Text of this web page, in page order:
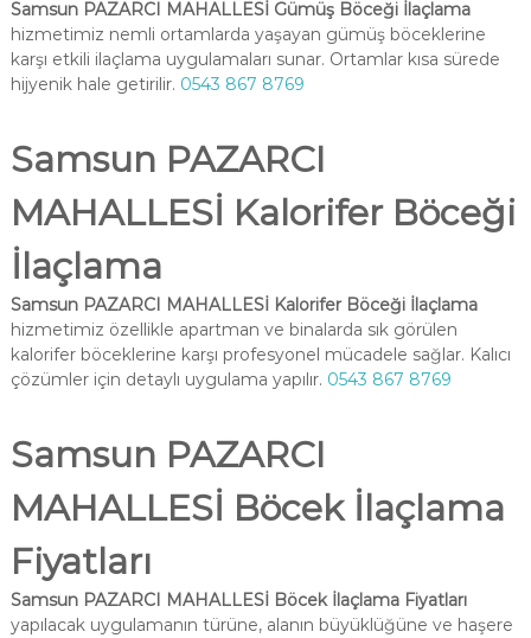
Samsun PAZARCI MAHALLESİ Gümüş Böceği İlaçlama
hizmetimiz nemli ortamlarda yaşayan gümüş böceklerine
karşı etkili ilaçlama uygulamaları sunar. Ortamlar kısa sürede
hijyenik hale getirilir. 0543 867 8769
Samsun PAZARCI
MAHALLESİ Kalorifer Böceği
İlaçlama
Samsun PAZARCI MAHALLESİ Kalorifer Böceği İlaçlama
hizmetimiz özellikle apartman ve binalarda sık görülen
kalorifer böceklerine karşı profesyonel mücadele sağlar. Kalıcı
çözümler için detaylı uygulama yapılır. 0543 867 8769
Samsun PAZARCI
MAHALLESİ Böcek İlaçlama
Fiyatları
Samsun PAZARCI MAHALLESİ Böcek İlaçlama Fiyatları
yapılacak uygulamanın türüne, alanın büyüklüğüne ve haşere